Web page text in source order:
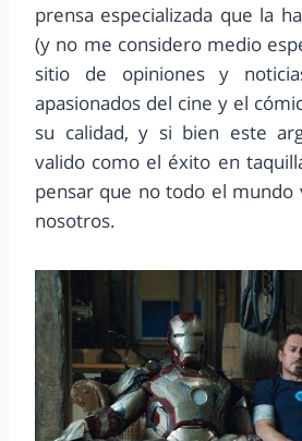
prensa especializada que la
(y no me considero medio
sitio de opiniones y
apasionados del cine y el
su calidad, y si bien este
valido como el éxito en
pensar que no todo el mundo
nosotros.